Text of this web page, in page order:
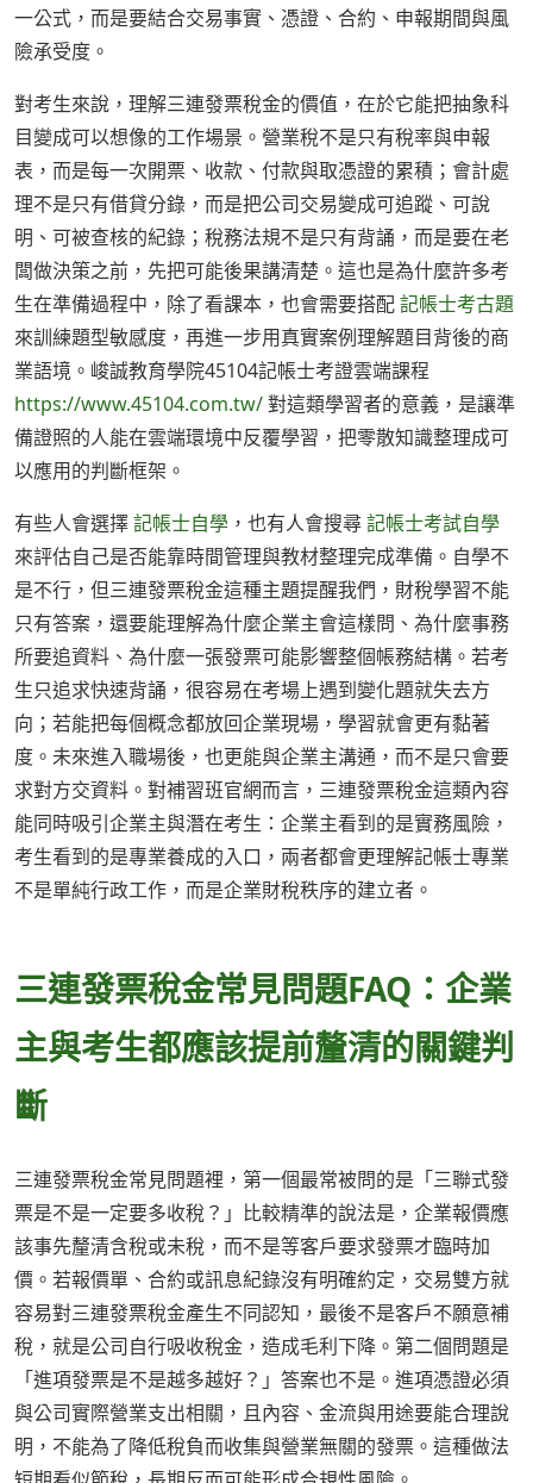
一公式，而是要結合交易事實、憑證、合約、申報期間與風
險承受度。
對考生來說，理解三連發票稅金的價值，在於它能把抽象科
目變成可以想像的工作場景。營業稅不是只有稅率與申報
表，而是每一次開票、收款、付款與取憑證的累積；會計處
理不是只有借貸分錄，而是把公司交易變成可追蹤、可說
明、可被查核的紀錄；稅務法規不是只有背誦，而是要在老
闆做決策之前，先把可能後果講清楚。這也是為什麼許多考
生在準備過程中，除了看課本，也會需要搭配記帳士考古題
來訓練題型敏感度，再進一步用真實案例理解題目背後的商
業語境。峻誠教育學院45104記帳士考證雲端課程
https://www.45104.com.tw/對這類學習者的意義，是讓準
備證照的人能在雲端環境中反覆學習，把零散知識整理成可
以應用的判斷框架。
有些人會選擇記帳士自學 ，也有人會搜尋記帳士考試自學
來評估自己是否能靠時間管理與教材整理完成準備。自學不
是不行，但三連發票稅金這種主題提醒我們，財稅學習不能
只有答案，還要能理解為什麼企業主會這樣問、為什麼事務
所要追資料、為什麼一張發票可能影響整個帳務結構。若考
生只追求快速背誦，很容易在考場上遇到變化題就失去方
向；若能把每個概念都放回企業現場，學習就會更有黏著
度。未來進入職場後，也更能與企業主溝通，而不是只會要
求對方交資料。對補習班官網而言，三連發票稅金這類內容
能同時吸引企業主與潛在考生：企業主看到的是實務風險，
考生看到的是專業養成的入口，兩者都會更理解記帳士專業
不是單純行政工作，而是企業財稅秩序的建立者。
三連發票稅金常見問題FAQ：企業
主與考生都應該提前釐清的關鍵判
斷
三連發票稅金常見問題裡，第一個最常被問的是「三聯式發
票是不是一定要多收稅？」比較精準的說法是，企業報價應
該事先釐清含稅或未稅，而不是等客戶要求發票才臨時加
價。若報價單、合約或訊息紀錄沒有明確約定，交易雙方就
容易對三連發票稅金產生不同認知，最後不是客戶不願意補
稅，就是公司自行吸收稅金，造成毛利下降。第二個問題是
「進項發票是不是越多越好？」答案也不是。進項憑證必須
與公司實際營業支出相關，且內容、金流與用途要能合理說
明，不能為了降低稅負而收集與營業無關的發票。這種做法